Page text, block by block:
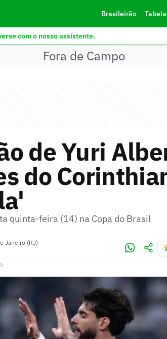
Brasileirão
com o nosso assistente.
Fora de Campo
de Yuri
do
quinta-feira (14) na Copa do Brasil
Janeiro (RJ)